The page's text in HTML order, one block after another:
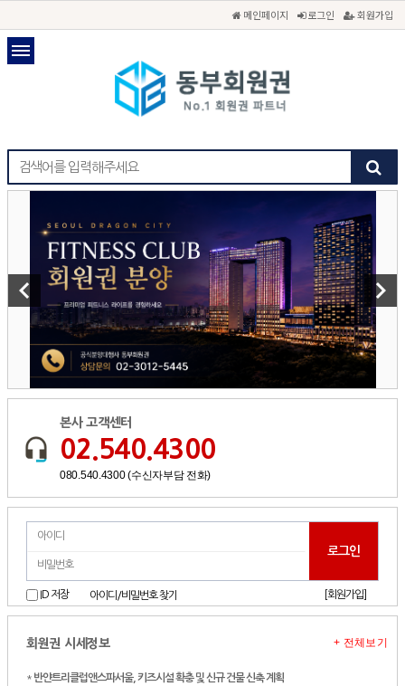
메인페이지 로그인 회원가입
keyboard_arrow_left keyboard_arrow_right
본사 고객센터
02.540.4300
080.540.4300 (수신자부담 전화)
ID 저장 아이디/비밀번호 찾기 [회원가입]
회원권 시세정보
* 반얀트리클럽앤스파서울, 키즈시설 확충 및 신규 건물 신축 계획
+ 전체보기